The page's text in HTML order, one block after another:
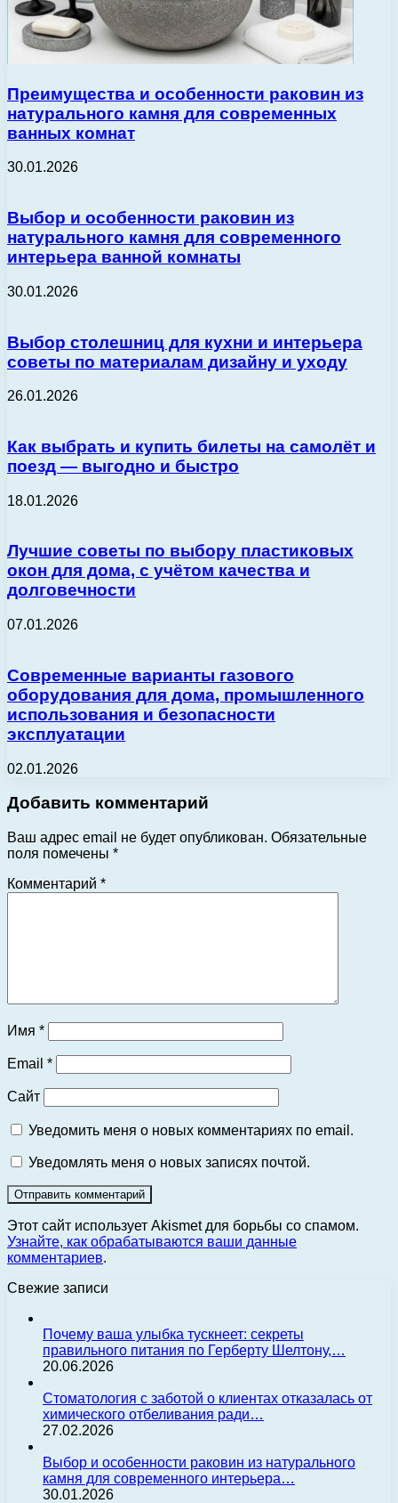
Преимущества и особенности раковин из
натурального камня для современных
ванных комнат
30.01.2026
Выбор и особенности раковин из
натурального камня для современного
интерьера ванной комнаты
30.01.2026
Выбор столешниц для кухни и интерьера
советы по материалам дизайну и уходу
26.01.2026
Как выбрать и купить билеты на самолёт и
поезд — выгодно и быстро
18.01.2026
Лучшие советы по выбору пластиковых
окон для дома, с учётом качества и
долговечности
07.01.2026
Современные варианты газового
оборудования для дома, промышленного
использования и безопасности
эксплуатации
02.01.2026
Добавить комментарий
Ваш адрес email не будет опубликован. Обязательные
поля помечены *
Комментарий *
Имя *
Email *
Сайт
Уведомить меня о новых комментариях по email.
Уведомлять меня о новых записях почтой.
Этот сайт использует Akismet для борьбы со спамом.
Узнайте, как обрабатываются ваши данные
комментариев.
Свежие записи
Почему ваша улыбка тускнеет: секреты
правильного питания по Герберту Шелтону,…
20.06.2026
Стоматология с заботой о клиентах отказалась от
химического отбеливания ради…
27.02.2026
Выбор и особенности раковин из натурального
камня для современного интерьера…
30.01.2026